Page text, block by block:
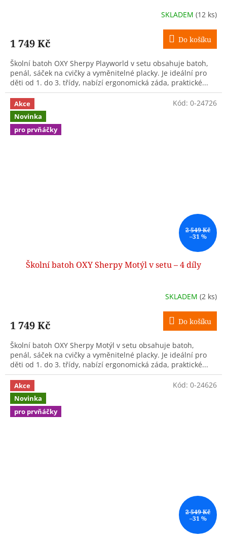
SKLADEM (12 ks)
1 749 Kč Do košíku
Školní batoh OXY Sherpy Playworld v setu obsahuje batoh,
penál, sáček na cvičky a vyměnitelné placky. Je ideální pro
děti od 1. do 3. třídy, nabízí ergonomická záda, praktické...
Akce
Novinka
pro prvňáčky
2 549 Kč
–31 %
Školní batoh OXY Sherpy Motýl v setu – 4 díly
SKLADEM (2 ks)
1 749 Kč Do košíku
Školní batoh OXY Sherpy Motýl v setu obsahuje batoh,
penál, sáček na cvičky a vyměnitelné placky. Je ideální pro
děti od 1. do 3. třídy, nabízí ergonomická záda, praktické...
Kód: 0-24726
Akce
Novinka
pro prvňáčky
2 549 Kč
–31 %
Kód: 0-24626